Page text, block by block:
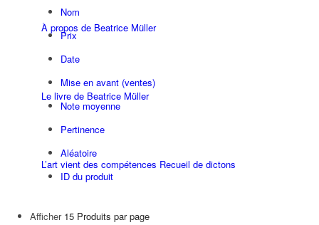
À propos de Beatrice Müller
Le livre de Beatrice Müller
L’art vient des compétences Recueil de dictons
Nom
Prix
Date
Mise en avant (ventes)
Note moyenne
Pertinence
Aléatoire
ID du produit
Afficher 15 Produits par page